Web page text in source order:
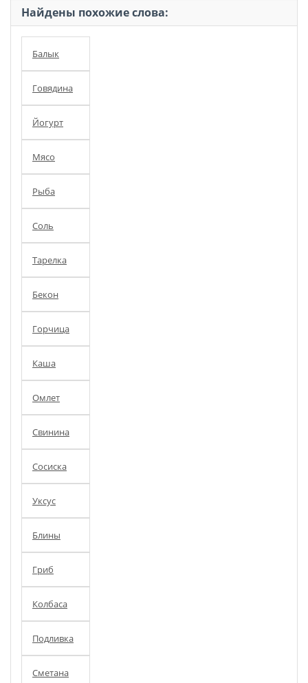
Найдены похожие слова:
Балык
Говядина
Йогурт
Мясо
Рыба
Соль
Тарелка
Бекон
Горчица
Каша
Омлет
Свинина
Сосиска
Уксус
Блины
Гриб
Колбаса
Подливка
Сметана